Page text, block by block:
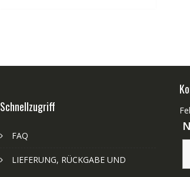
Schnellzugriff
FAQ
LIEFERUNG, RÜCKGABE UND